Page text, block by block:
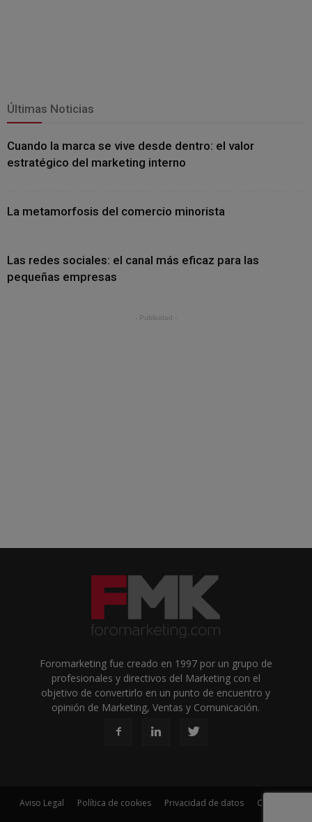
Últimas Noticias
Cuando la marca se vive desde dentro: el valor
estratégico del marketing interno
La metamorfosis del comercio minorista
Las redes sociales: el canal más eficaz para las
pequeñas empresas
- Publicidad -
Foromarketing fue creado en 1997 por un grupo de
profesionales y directivos del Marketing con el
objetivo de convertirlo en un punto de encuentro y
opinión de Marketing, Ventas y Comunicación.
Aviso Legal Política de cookies Privacidad de datos Contacto